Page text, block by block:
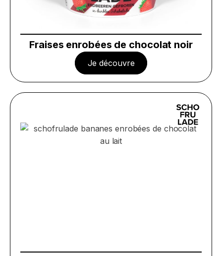
Fraises enrobées de chocolat noir
Je découvre